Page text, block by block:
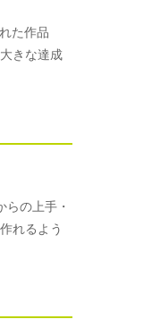
た作品
きな達成
の上手・
れるよう